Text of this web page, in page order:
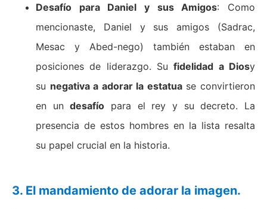
Desafío para Daniel y sus Amigos: Como
mencionaste, Daniel y sus amigos (Sadrac,
Mesac y Abed-nego) también estaban en
posiciones de liderazgo. Sufidelidad a Diosy
su negativa a adorar la estatuase convirtieron
en undesafío para el rey y su decreto. La
presencia de estos hombres en la lista resalta
su papel crucial en la historia.
3. El mandamiento de adorar la imagen.